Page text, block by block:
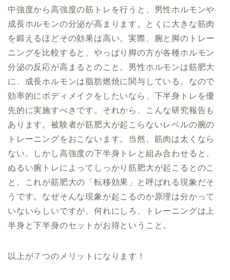
中強度から高強度の筋トレを行うと、男性ホルモンや
成長ホルモンの分泌が高まります。とくに大きな筋肉
を鍛えるほどその効果は高い。実際、腕と脚のトレー
ニングを比較すると、やっぱり脚の方が各種ホルモン
分泌の反応が高まるとのこと。男性ホルモンは筋肥大
に、成長ホルモンは脂肪燃焼に関与している。なので
効率的にボディメイクをしたいなら、下半身トレを優
先的に実施すべきです。それから、こんな研究報告も
あります。被験者が筋肥大が起こらないレベルの腕の
トレーニングをおこないます。当然、筋肉は太くなら
ない。しかし高強度の下半身トレと組み合わせると、
ぬるい腕トレによってしっかり筋肥大が起こるとのこ
と。これが筋肥大の「転移効果」と呼ばれる現象だそ
うです。なぜそんな現象が起こるのか原理は分かって
いないらしいですが、何れにしろ、トレーニングは上
半身と下半身のセットがお得ということ。
以上が７つのメリットになります！